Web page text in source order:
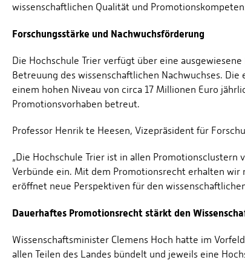
wissenschaftlichen Qualität und
Forschungsstärke und Nachwuchsförderung
Die Hochschule Trier verfügt über eine
Betreuung des wissenschaftlichen Nachwuchses.
einem hohen Niveau von circa 17 Millionen Euro
Promotionsvorhaben betreut.
Professor Henrik te Heesen, Vizepräsident für
„Die Hochschule Trier ist in allen
Verbünde ein. Mit dem Promotionsrecht erhalten
eröffnet neue Perspektiven für den
Dauerhaftes Promotionsrecht stärkt den
Wissenschaftsminister Clemens Hoch hatte im
allen Teilen des Landes bündelt und jeweils eine